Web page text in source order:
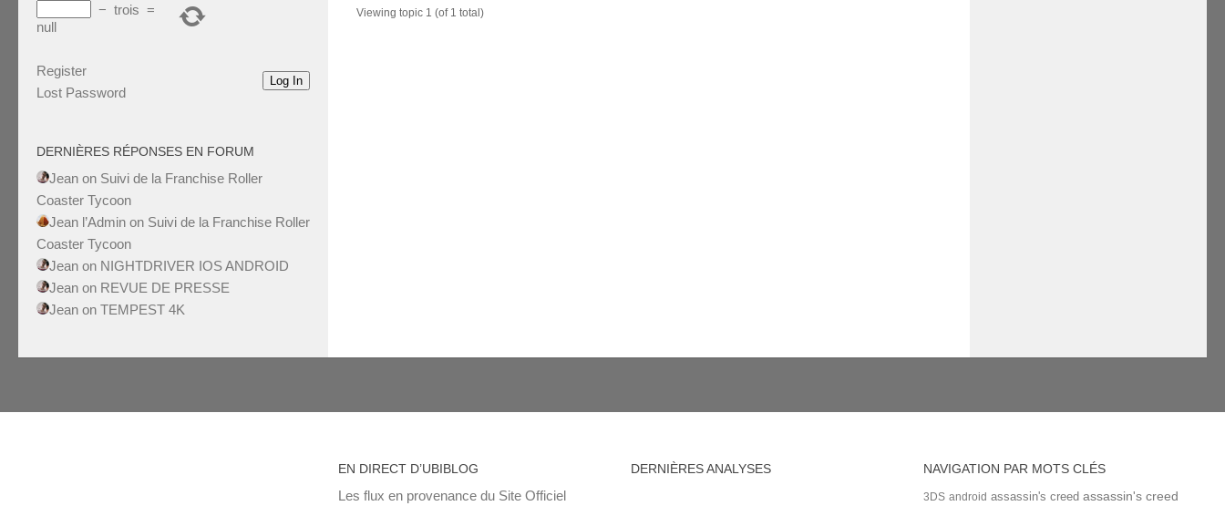
Viewing topic 1 (of 1 total)
− trois =
null
Log In
Register
Lost Password
DERNIÈRES RÉPONSES EN FORUM
Jean on Suivi de la Franchise Roller
Coaster Tycoon
Jean l’Admin on Suivi de la Franchise Roller
Coaster Tycoon
Jean on NIGHTDRIVER IOS ANDROID
Jean on REVUE DE PRESSE
Jean on TEMPEST 4K
EN DIRECT D’UBIBLOG
Les flux en provenance du Site Officiel
DERNIÈRES ANALYSES NAVIGATION PAR MOTS CLÉS
3DS android assassin's creed assassin's creed